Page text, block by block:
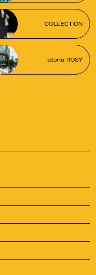
COLLECTION
otona ROSY